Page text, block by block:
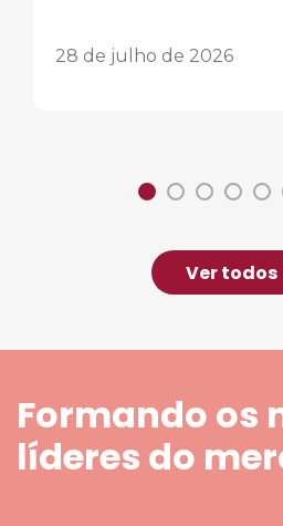
28 de julho de 2026
Ver todos
Formando os
líderes do